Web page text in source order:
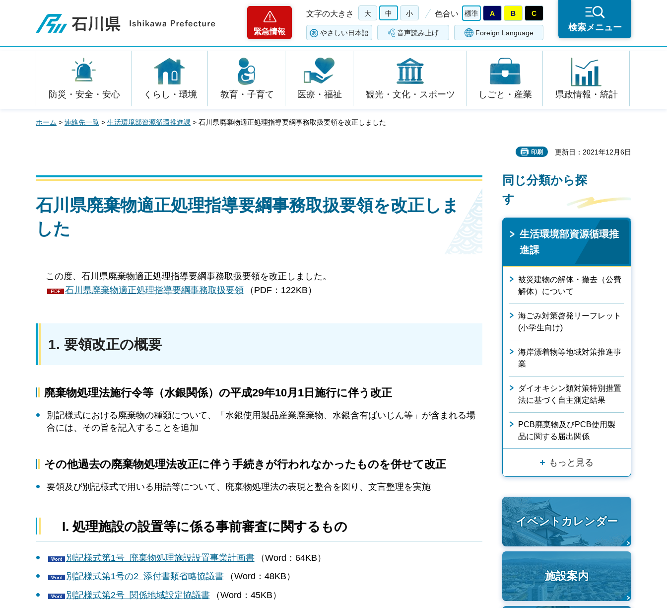
石川県
緊急情報
文字の大きさ 大 中 小 色合い 標準 A B C
やさしい日本語 音声読み上げ Foreign Language
検索メニュー
防災・安全・安心 くらし・環境 教育・子育て 医療・福祉 観光・文化・スポーツ しごと・産業 県政情報・統計
ホーム > 連絡先一覧 > 生活環境部資源循環推進課 > 石川県廃棄物適正処理指導要綱事務取扱要領を改正しました
印刷 更新日：2021年12月6日
石川県廃棄物適正処理指導要綱事務取扱要領を改正しま
した
この度、石川県廃棄物適正処理指導要綱事務取扱要領を改正しました。
石川県廃棄物適正処理指導要綱事務取扱要領
（PDF：122KB）
1. 要領改正の概要
廃棄物処理法施行令等（水銀関係）の平成29年10月1日施行に伴う改正
別記様式における廃棄物の種類について、「水銀使用製品産業廃棄物、水銀含有ばいじん等」が含まれる場
合には、その旨を記入することを追加
その他過去の廃棄物処理法改正に伴う手続きが行われなかったものを併せて改正
要領及び別記様式で用いる用語等について、廃棄物処理法の表現と整合を図り、文言整理を実施
I. 処理施設の設置等に係る事前審査に関するもの
別記様式第1号 廃棄物処理施設設置事業計画書
（Word：64KB）
別記様式第1号の2 添付書類省略協議書
（Word：48KB）
別記様式第2号 関係地域設定協議書
（Word：45KB）
同じ分類から探
す
生活環境部資源循環推
進課
被災建物の解体・撤去（公費
解体）について
海ごみ対策啓発リーフレット
(小学生向け)
海岸漂着物等地域対策推進事
業
ダイオキシン類対策特別措置
法に基づく自主測定結果
PCB廃棄物及びPCB使用製
品に関する届出関係
もっと見る
イベントカレンダー
施設案内